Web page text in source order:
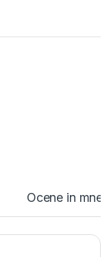
Ocene in